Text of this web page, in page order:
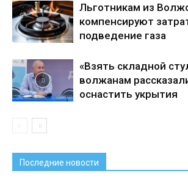
Льготникам из
компенсируют
подведение газа
«Взять складной
волжанам
оснастить укрытия
Последние новости